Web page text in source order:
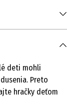
deti mohli
Preto
hračky deťom